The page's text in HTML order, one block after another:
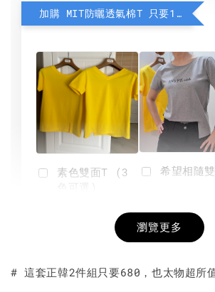
加購 MIT防曬透氣棉T 只要190元
素色雙面T (3
+
希望相隨
NT$ 190
-
瀏覽更多
# 這套正韓2件組只要680，也太物超所